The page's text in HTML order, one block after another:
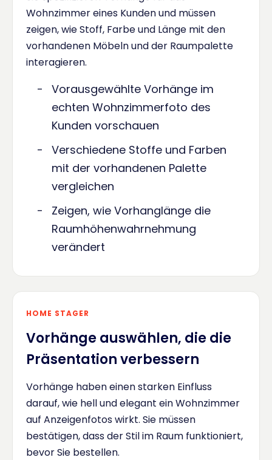
Wohnzimmer eines Kunden und müssen
zeigen, wie Stoff, Farbe und Länge mit den
vorhandenen Möbeln und der Raumpalette
interagieren.
Vorausgewählte Vorhänge im
echten Wohnzimmerfoto des
Kunden vorschauen
Verschiedene Stoffe und Farben
mit der vorhandenen Palette
vergleichen
Zeigen, wie Vorhanglänge die
Raumhöhenwahrnehmung
verändert
HOME STAGER
Vorhänge auswählen, die die
Präsentation verbessern
Vorhänge haben einen starken Einfluss
darauf, wie hell und elegant ein Wohnzimmer
auf Anzeigenfotos wirkt. Sie müssen
bestätigen, dass der Stil im Raum funktioniert,
bevor Sie bestellen.